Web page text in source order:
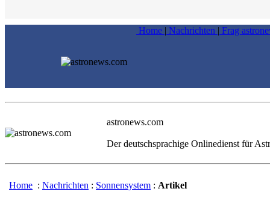
Home | Nachrichten | Frag
astronews.com
Der deutschsprachige Onlinedienst für
Home : Nachrichten : Sonnensystem : Artikel